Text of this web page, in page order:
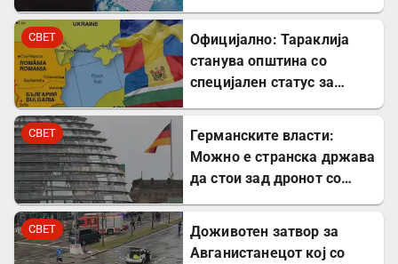
центри во Европа
СВЕТ
Официјално: Тараклија
станува општина со
специјален статус за
СВЕТ
Германските власти:
Можно е странска држава
да стои зад дронот со
СВЕТ
Доживотен затвор за
Авганистанецот кој со